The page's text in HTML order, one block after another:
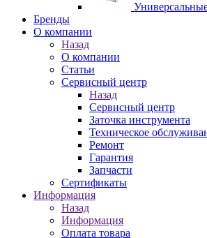
Бренды
O компании
Назад
O компании
Статьи
Сервисный центр
Назад
Сервисный центр
Заточка инструмента
Техническое
Ремонт
Гарантия
Запчасти
Сертификаты
Информация
Назад
Информация
Оплата товара